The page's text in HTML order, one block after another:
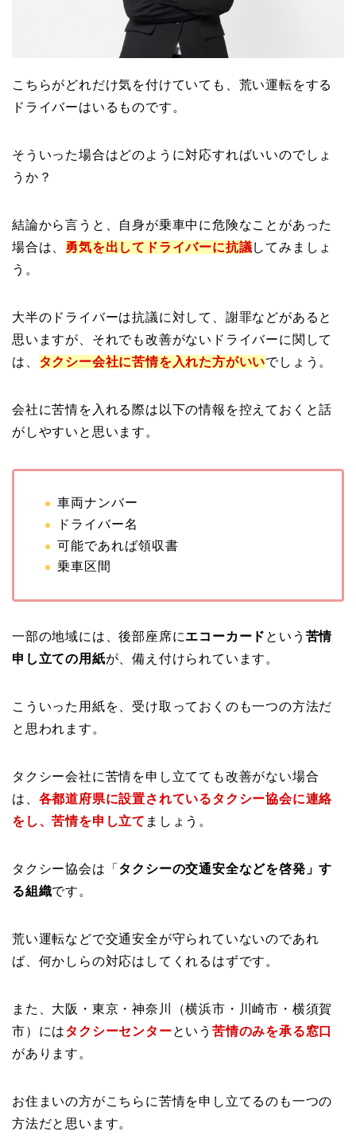
こちらがどれだけ気を付けていても、荒い運転をする
ドライバーはいるものです。
そういった場合はどのように対応すればいいのでしょ
うか？
結論から言うと、自身が乗車中に危険なことがあった
場合は、
勇気を出してドライバーに抗議してみましょ
う。
大半のドライバーは抗議に対して、謝罪などがあると
思いますが、それでも改善がないドライバーに関して
は、 タクシー会社に苦情を入れた方がいいでしょう。
会社に苦情を入れる際は以下の情報を控えておくと話
がしやすいと思います。
車両ナンバー
ドライバー名
可能であれば領収書
乗車区間
一部の地域には、後部座席にエコーカード という 苦情
申し立ての用紙が、備え付けられています。
こういった用紙を、受け取っておくのも一つの方法だ
と思われます。
タクシー会社に苦情を申し立てても改善がない場合
は、 各都道府県に設置されているタクシー協会に連絡
をし、苦情を申し立て ましょう。
タクシー協会は「 タクシーの交通安全などを啓発」す
る組織です。
荒い運転などで交通安全が守られていないのであれ
ば、何かしらの対応はしてくれるはずです。
また、大阪・東京・神奈川（横浜市・川崎市・横須賀
市）にはタクシーセンターという苦情のみを承る窓口
があります。
お住まいの方がこちらに苦情を申し立てるのも一つの
方法だと思います。